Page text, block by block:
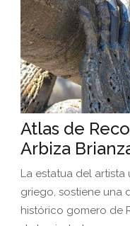
Atlas de
Arbiza
La estatua del
griego, sostiene una
histórico gomero de